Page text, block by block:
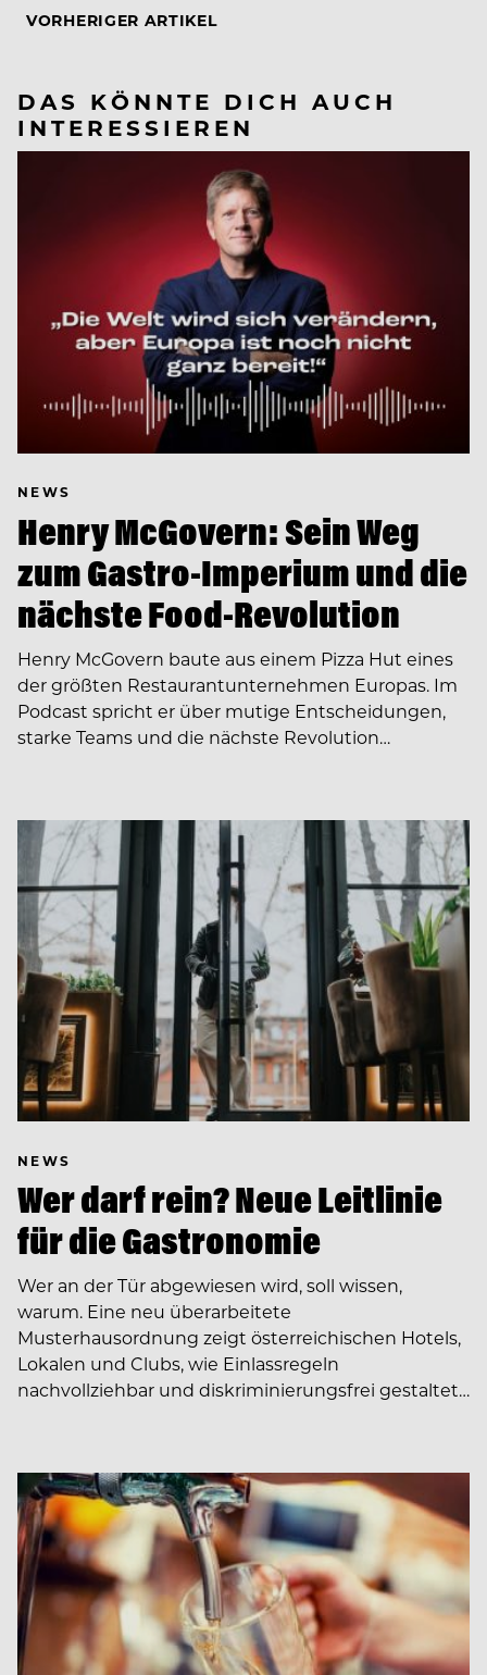
VORHERIGER ARTIKEL
DAS KÖNNTE DICH AUCH
INTERESSIEREN
NEWS
Henry McGovern: Sein Weg
zum Gastro-Imperium und die
nächste Food-Revolution
Henry McGovern baute aus einem Pizza Hut eines
der größten Restaurantunternehmen Europas. Im
Podcast spricht er über mutige Entscheidungen,
starke Teams und die nächste Revolution…
NEWS
Wer darf rein? Neue Leitlinie
für die Gastronomie
Wer an der Tür abgewiesen wird, soll wissen,
warum. Eine neu überarbeitete
Musterhausordnung zeigt österreichischen Hotels,
Lokalen und Clubs, wie Einlassregeln
nachvollziehbar und diskriminierungsfrei gestaltet…